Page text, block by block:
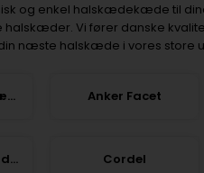
og enkel halskædekæde til
halskæder. Vi fører danske
næste halskæde i vores store
Klassiske halskæder til vedhæng Anker Facet
Bismark halskæder Cordel